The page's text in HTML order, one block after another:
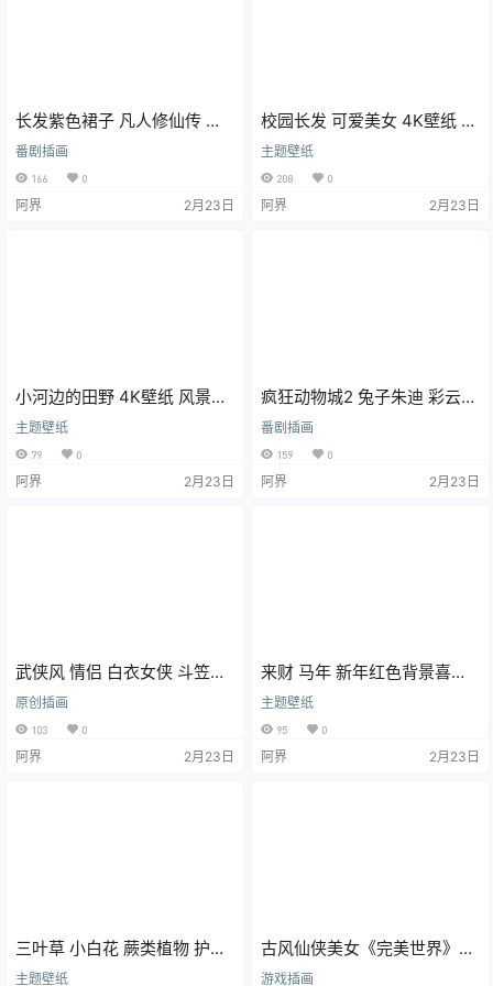
长发紫色裙子 凡人修仙传 美
女紫灵 樱花 4K壁纸
番剧插画
166 0
阿界 2月23日
校园长发 可爱美女 4K壁纸 电
脑壁纸
主题壁纸
208 0
阿界 2月23日
小河边的田野 4K壁纸 风景壁
纸 3840x2400 电脑壁纸
主题壁纸
79 0
阿界 2月23日
疯狂动物城2 兔子朱迪 彩云
朱迪 4K电脑壁纸 带鱼屏壁纸
番剧插画
159 0
阿界 2月23日
武侠风 情侣 白衣女侠 斗笠男
子剑客 4K壁纸
原创插画
103 0
阿界 2月23日
来财 马年 新年红色背景喜庆
4K电脑壁纸 3840x2400
主题壁纸
95 0
阿界 2月23日
三叶草 小白花 蕨类植物 护眼
带鱼屏壁纸 4K壁纸
主题壁纸
古风仙侠美女《完美世界》清
漪 4K壁纸 带鱼屏壁纸
游戏插画